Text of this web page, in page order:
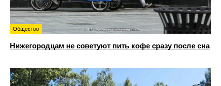
Общество
Нижегородцам не советуют пить кофе сразу после сна